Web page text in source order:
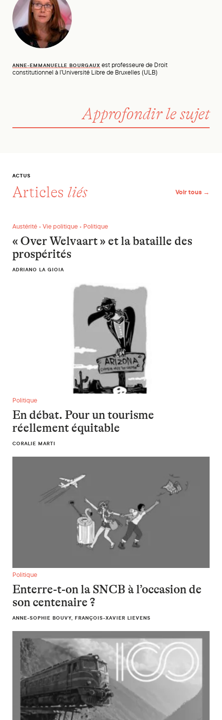
ANNE-EMMANUELLE BOURGAUX est professeure de Droit
constitutionnel à l’Université Libre de Bruxelles (ULB)
Approfondir le sujet
ACTUS
Articles liés Voir tous →
« Over Welvaart » et la bataille des prospérités
Austérité • Vie politique • Politique
« Over Welvaart » et la bataille des
prospérités
ADRIANO LA GIOIA
En débat. Pour un tourisme réellement équitable
Politique
En débat. Pour un tourisme
réellement équitable
CORALIE MARTI
Enterre-t-on la SNCB à l’occasion de son centenaire ?
Politique
Enterre-t-on la SNCB à l’occasion de
son centenaire ?
ANNE-SOPHIE BOUVY, FRANÇOIS-XAVIER LIEVENS